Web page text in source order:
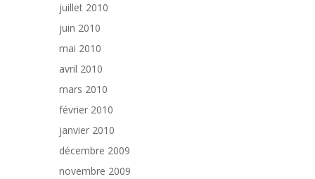
juillet 2010
juin 2010
mai 2010
avril 2010
mars 2010
février 2010
janvier 2010
décembre 2009
novembre 2009